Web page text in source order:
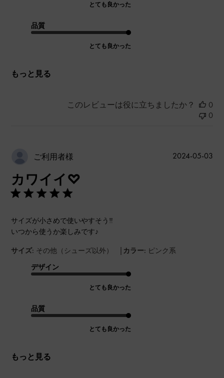
とても良かった
品質
とても良かった
もっと見る
このレビューは役に立ちましたか？
0
0
ご利用者様
カワイイ♡
サイズが小さめで使いやすそう‼︎
いつから使うか楽しみです♪
サイズ: その他（シューズ以外） | カラー: ピンク系
デザイン
とても良かった
品質
とても良かった
もっと見る
公
2024-05-03